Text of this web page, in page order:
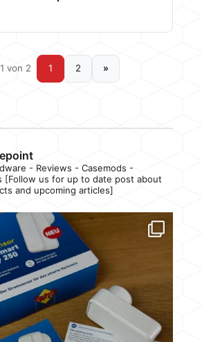
von 2 1 2 »
- Reviews - Casemods -
[Follow us for up to date post about
and upcoming articles]